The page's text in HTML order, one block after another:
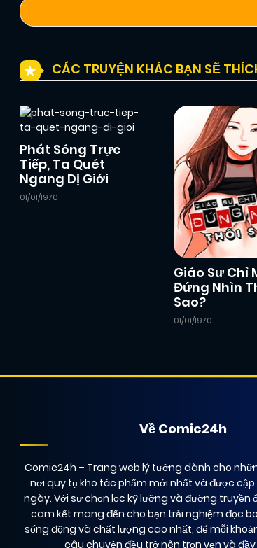
CÁC TRUYỆN KHÁC BẠN SẼ
Phát Sóng Trực
Tiếp, Ta Quét
Ngang Dị Giới
01/01/1970
Giáo Sư Chỉ
Đứng Nhìn
Sao?
01/01/1970
Về Comic24h
Comic24h – Trang web lý tưởng dành cho
nơi quy tụ kho tác phẩm mới nhất và được
ngày. Với sự chọn lọc kỹ lưỡng và đường truyền
cam kết mang đến cho bạn trải nghiệm đọc
sống động và chất lượng cao nhất, để mỗi
câu chuyện đều trở nên trọn vẹn và